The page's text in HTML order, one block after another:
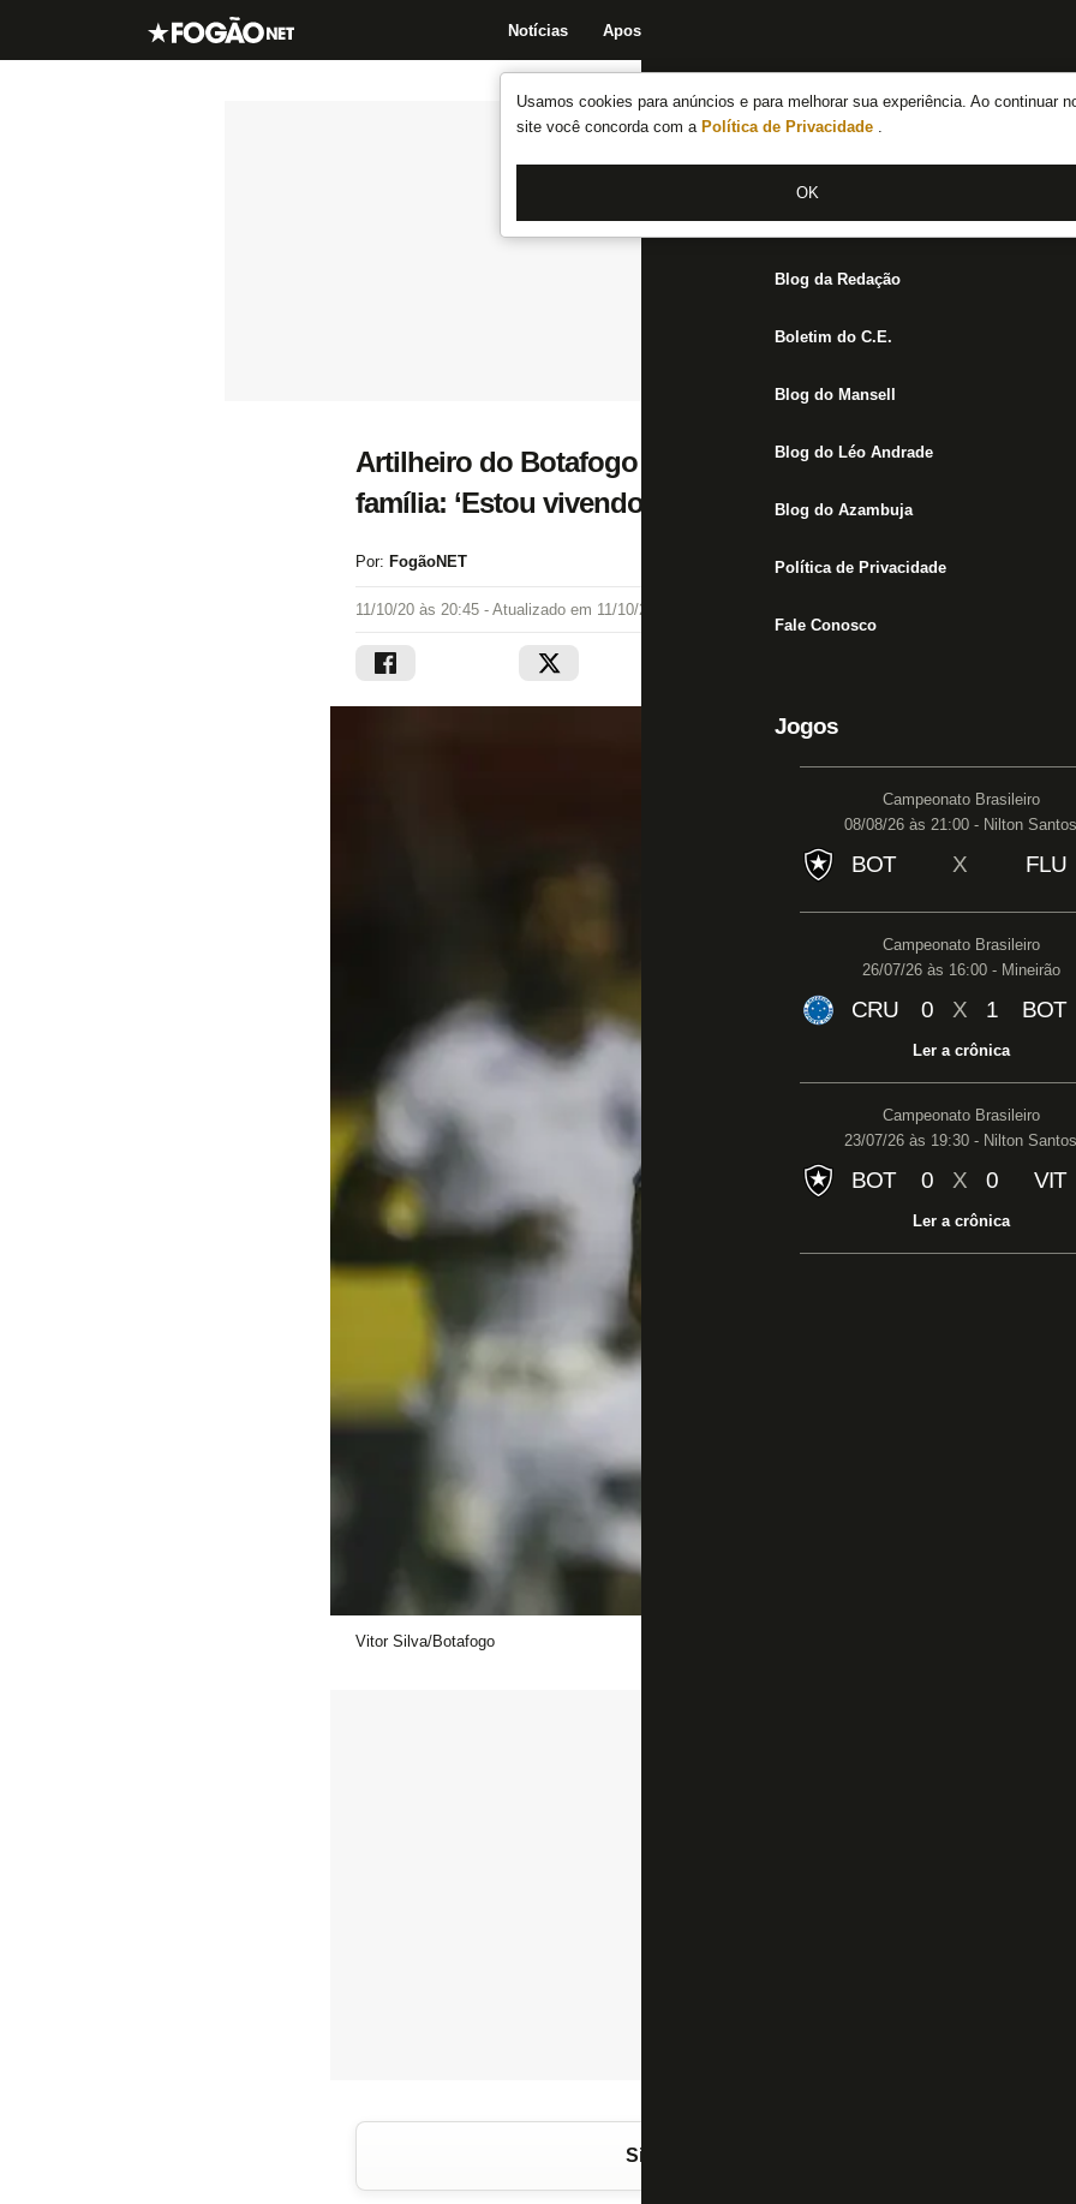
Usamos cookies para anúncios e para melhorar sua experiência. Ao continuar
site você concorda com a Política de Privacidade .
OK
Notícias Apostas
Notícias do Botafogo
Fórum
Jogos
Blog da Redação
Boletim do C.E.
Blog do Mansell
Blog do Léo Andrade
Blog do Azambuja
Política de Privacidade
Fale Conosco
Jogos
Campeonato Brasileiro
08/08/26 às 21:00 - Nilton Santos
BOT X FLU
Campeonato Brasileiro
26/07/26 às 16:00 - Mineirão
CRU 0 X 1 BOT
Ler a crônica
Campeonato Brasileiro
23/07/26 às 19:30 - Nilton Santos
BOT 0 X 0 VIT
Ler a crônica
Artilheiro do Botafogo no Brasileiro, Caio Alexandre
família: ‘Estou vivendo um sonho’
Por: FogãoNET
11/10/20 às 20:45 - Atualizado em 11/10/20 às 20:45
Vitor Silva/Botafogo
Siga o FogãoNET